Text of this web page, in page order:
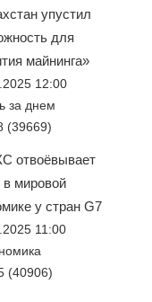
упустил
для
майнинга»
12:00
за днем
(39669)
отвоёвывает
мировой
у стран G7
11:00
(40906)